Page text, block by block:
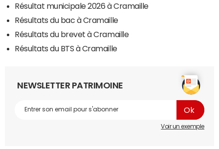
Résultat municipale 2026 à Cramaille
Résultats du bac à Cramaille
Résultats du brevet à Cramaille
Résultats du BTS à Cramaille
NEWSLETTER PATRIMOINE
Voir un exemple